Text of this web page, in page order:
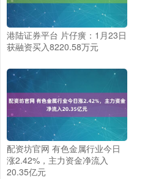
港陆证券平台 片仔癀：1月23日
获融资买入8220.58万元
配资坊官网 有色金属行业今日
涨2.42%，主力资金净流入
20.35亿元